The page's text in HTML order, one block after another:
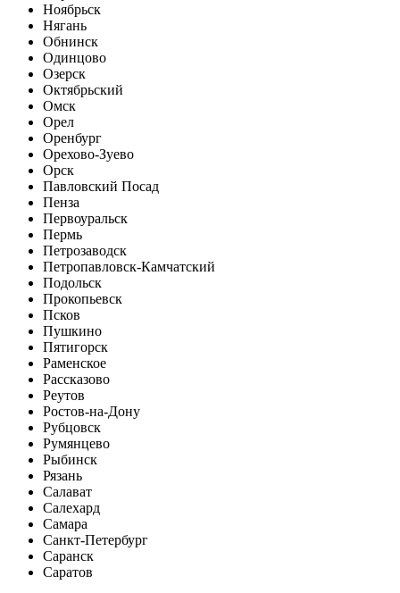
Ноябрьск
Нягань
Обнинск
Одинцово
Озерск
Октябрьский
Омск
Орел
Оренбург
Орехово-Зуево
Орск
Павловский Посад
Пенза
Первоуральск
Пермь
Петрозаводск
Петропавловск-Камчатский
Подольск
Прокопьевск
Псков
Пушкино
Пятигорск
Раменское
Рассказово
Реутов
Ростов-на-Дону
Рубцовск
Румянцево
Рыбинск
Рязань
Салават
Салехард
Самара
Санкт-Петербург
Саранск
Саратов